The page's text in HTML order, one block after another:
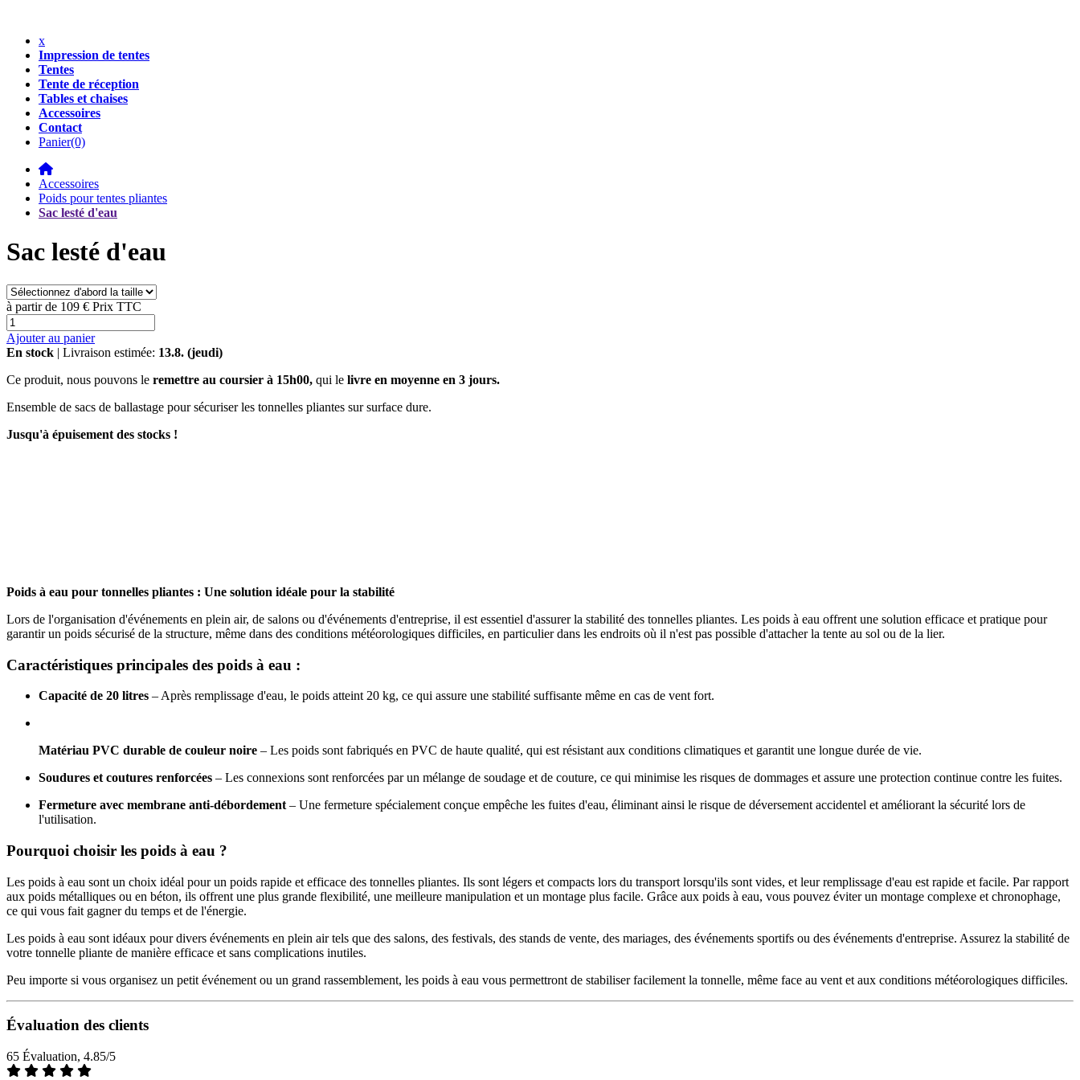
x
Impression de tentes
Tentes
Tente de réception
Tables et chaises
Accessoires
Contact
Panier(0)
Accessoires
Poids pour tentes pliantes
Sac lesté d'eau
Sac lesté d'eau
à partir de 109 € Prix TTC
Ajouter au panier
En stock | Livraison estimée: 13.8. (jeudi)
Ce produit, nous pouvons le remettre au coursier à 15h00, qui le livre en moyenne en 3 jours.
Ensemble de sacs de ballastage pour sécuriser les tonnelles pliantes sur surface dure.
Jusqu'à épuisement des stocks !
Poids à eau pour tonnelles pliantes : Une solution idéale pour la stabilité
Lors de l'organisation d'événements en plein air, de salons ou d'événements d'entreprise, il est essentiel d'assurer la stabilité des tonnelles pliantes. Les poids à eau offrent une solution efficace et pratique pour
garantir un poids sécurisé de la structure, même dans des conditions météorologiques difficiles, en particulier dans les endroits où il n'est pas possible d'attacher la tente au sol ou de la lier.
Caractéristiques principales des poids à eau :
Capacité de 20 litres – Après remplissage d'eau, le poids atteint 20 kg, ce qui assure une stabilité suffisante même en cas de vent fort.
Matériau PVC durable de couleur noire – Les poids sont fabriqués en PVC de haute qualité, qui est résistant aux conditions climatiques et garantit une longue durée de vie.
Soudures et coutures renforcées – Les connexions sont renforcées par un mélange de soudage et de couture, ce qui minimise les risques de dommages et assure une protection continue contre les fuites.
Fermeture avec membrane anti-débordement – Une fermeture spécialement conçue empêche les fuites d'eau, éliminant ainsi le risque de déversement accidentel et améliorant la sécurité lors de
l'utilisation.
Pourquoi choisir les poids à eau ?
Les poids à eau sont un choix idéal pour un poids rapide et efficace des tonnelles pliantes. Ils sont légers et compacts lors du transport lorsqu'ils sont vides, et leur remplissage d'eau est rapide et facile. Par rapport
aux poids métalliques ou en béton, ils offrent une plus grande flexibilité, une meilleure manipulation et un montage plus facile. Grâce aux poids à eau, vous pouvez éviter un montage complexe et chronophage,
ce qui vous fait gagner du temps et de l'énergie.
Les poids à eau sont idéaux pour divers événements en plein air tels que des salons, des festivals, des stands de vente, des mariages, des événements sportifs ou des événements d'entreprise. Assurez la stabilité de
votre tonnelle pliante de manière efficace et sans complications inutiles.
Peu importe si vous organisez un petit événement ou un grand rassemblement, les poids à eau vous permettront de stabiliser facilement la tonnelle, même face au vent et aux conditions météorologiques difficiles.
Évaluation des clients
65 Évaluation, 4.85/5